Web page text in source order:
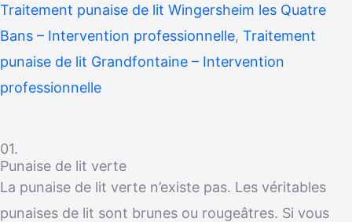
Traitement punaise de lit Wingersheim les Quatre
Bans – Intervention professionnelle, Traitement
punaise de lit Grandfontaine – Intervention
professionnelle
01.
Punaise de lit verte
La punaise de lit verte n’existe pas. Les véritables
punaises de lit sont brunes ou rougeâtres. Si vous